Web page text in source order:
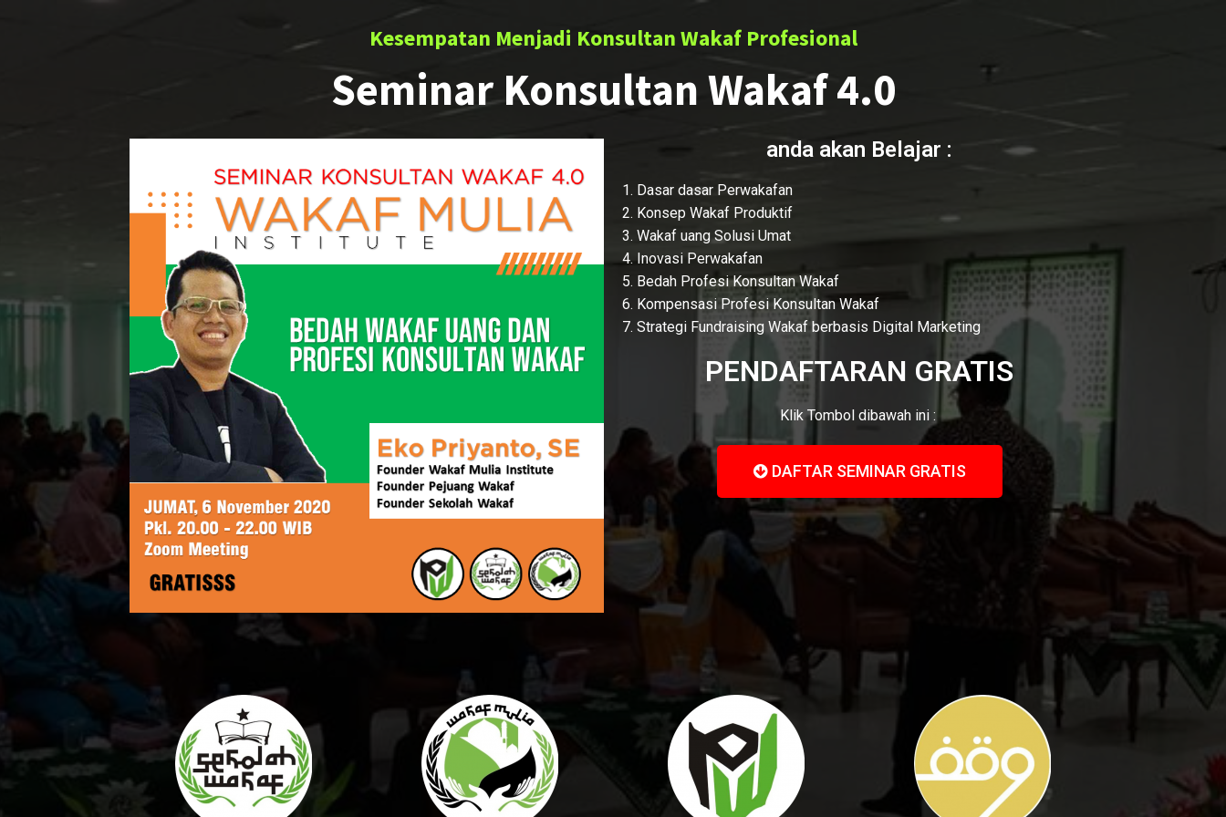
Kesempatan Menjadi Konsultan Wakaf Profesional
Seminar Konsultan Wakaf 4.0
anda akan Belajar :
1. Dasar dasar Perwakafan
2. Konsep Wakaf Produktif
3. Wakaf uang Solusi Umat
4. Inovasi Perwakafan
5. Bedah Profesi Konsultan Wakaf
6. Kompensasi Profesi Konsultan Wakaf
7. Strategi Fundraising Wakaf berbasis Digital Marketing
PENDAFTARAN GRATIS
Klik Tombol dibawah ini :
DAFTAR SEMINAR GRATIS